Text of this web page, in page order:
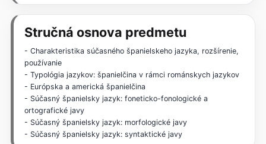
Stručná osnova predmetu
- Charakteristika súčasného španielskeho jazyka, rozšírenie,
používanie
- Typológia jazykov: španielčina v rámci románskych jazykov
- Európska a americká španielčina
- Súčasný španielsky jazyk: foneticko-fonologické a
ortografické javy
- Súčasný španielsky jazyk: morfologické javy
- Súčasný španielsky jazyk: syntaktické javy